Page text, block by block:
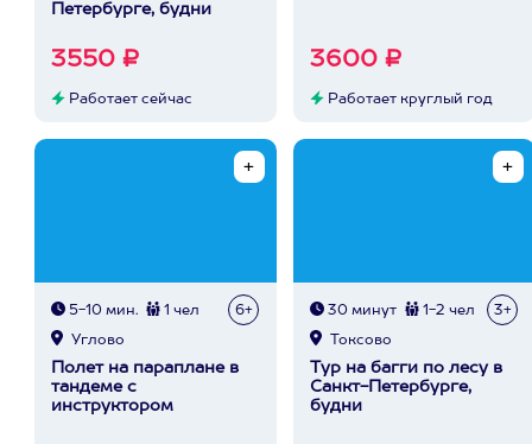
Петербурге, будни
3550 ₽
Работает сейчас
3600 ₽
Работает круглый год
5-10 мин. 1 чел 6+
Углово
Полет на параплане в
тандеме с
инструктором
30 минут 1-2 чел 3+
Токсово
Тур на багги по лесу в
Санкт-Петербурге,
будни